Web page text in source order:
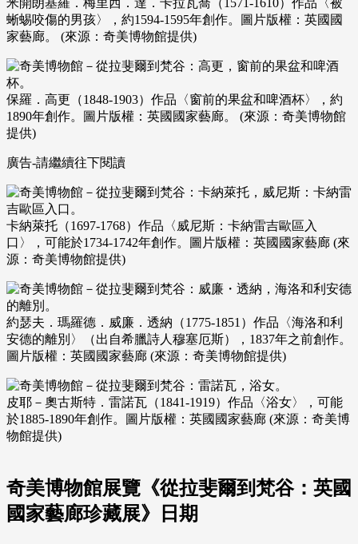
米開朗基羅．梅里西．達．卡拉瓦喬（1571-1610）作品〈被
蜥蜴咬傷的男孩〉，約1594-1595年創作。圖片版權：英國國
家藝廊。 (來源：奇美博物館提供)
保羅．高更（1848-1903）作品〈窗前的果盆和啤酒杯〉，約
1890年創作。圖片版權：英國國家藝廊。 (來源：奇美博物館
提供)
廣告-請繼續往下閱讀
卡納萊托（1697-1768）作品〈威尼斯：卡納雷吉歐區入
口〉，可能於1734-1742年創作。圖片版權：英國國家藝廊 (來
源：奇美博物館提供)
約瑟夫．瑪羅德．威廉．透納（1775-1851）作品〈海洛和利
安德的離別〉（出自希臘詩人穆塞厄斯），1837年之前創作。
圖片版權：英國國家藝廊 (來源：奇美博物館提供)
皮耶－奧古斯特．雷諾瓦（1841-1919）作品〈浴女〉，可能
於1885-1890年創作。圖片版權：英國國家藝廊 (來源：奇美博
物館提供)
奇美博物館展覽《從拉斐爾到梵谷：英國
國家藝廊珍藏展》日期